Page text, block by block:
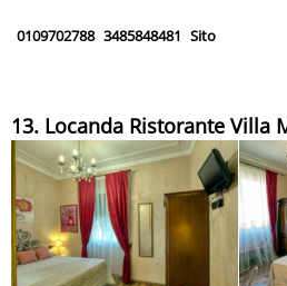
0109702788 3485848481 Sito
13. Locanda Ristorante Villa